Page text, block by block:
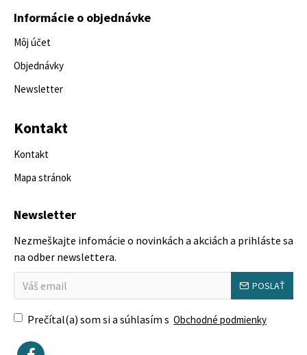
Informácie o objednávke
Môj účet
Objednávky
Newsletter
Kontakt
Kontakt
Mapa stránok
Newsletter
Nezmeškajte infomácie o novinkách a akciách a prihláste sa
na odber newslettera.
POSLAŤ
Prečítal(a) som si a súhlasím s Obchodné podmienky